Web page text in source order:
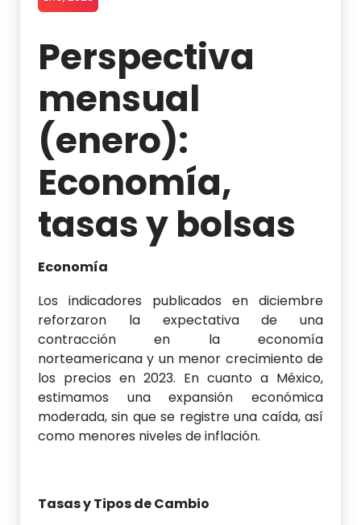
Perspectiva
mensual
(enero):
Economía,
tasas y bolsas
Economía
Los indicadores publicados en diciembre
reforzaron la expectativa de una
contracción en la economía
norteamericana y un menor crecimiento de
los precios en 2023. En cuanto a México,
estimamos una expansión económica
moderada, sin que se registre una caída, así
como menores niveles de inflación.
Tasas y Tipos de Cambio